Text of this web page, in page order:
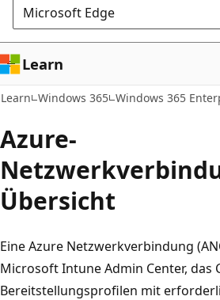
Microsoft Edge
Learn
Learn Windows 365 Windows 365
Azure-
Übersicht
Eine Azure Netzwerkverbindung
Microsoft Intune Admin Center, das
Bereitstellungsprofilen mit